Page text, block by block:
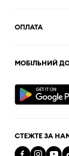
ОПЛАТА
МОБІЛЬНИЙ
СТЕЖТЕ ЗА